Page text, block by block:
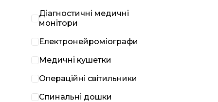
Діагностичні медичні
монітори
Електронейроміографи
Медичні кушетки
Операційні світильники
Спинальні дошки